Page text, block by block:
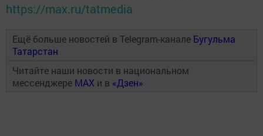
https://max.ru/tatmedia
Ещё больше новостей в Telegram-канале Бугульма
Татарстан
Читайте наши новости в национальном
мессенджере MAX и в «Дзен»